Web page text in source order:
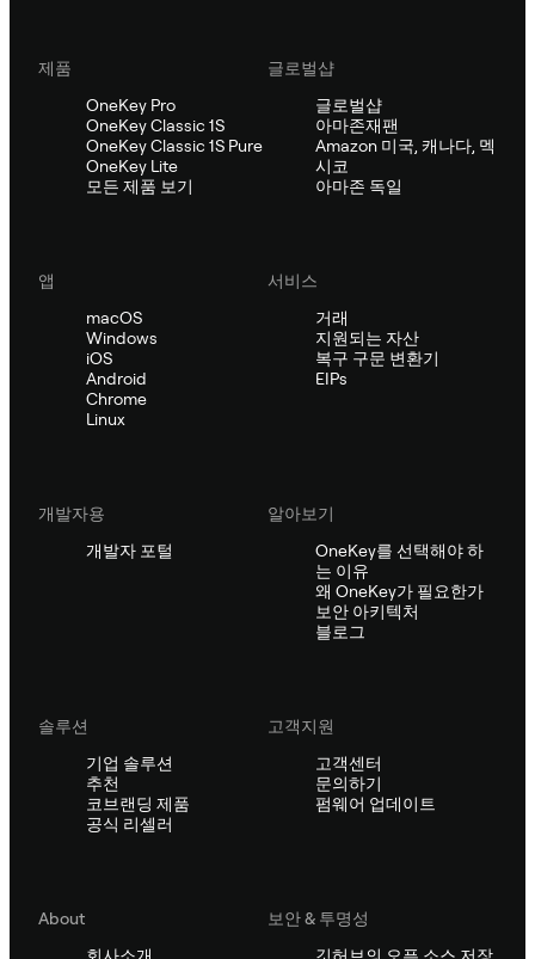
제품
OneKey Pro
OneKey Classic 1S
OneKey Classic 1S Pure
OneKey Lite
모든 제품 보기
글로벌샵
글로벌샵
아마존재팬
Amazon 미국, 캐나다, 멕
시코
아마존 독일
앱
macOS
Windows
iOS
Android
Chrome
Linux
서비스
거래
지원되는 자산
복구 구문 변환기
EIPs
개발자용
개발자 포털
알아보기
OneKey를 선택해야 하
는 이유
왜 OneKey가 필요한가
보안 아키텍처
블로그
솔루션
기업 솔루션
추천
코브랜딩 제품
공식 리셀러
고객지원
고객센터
문의하기
펌웨어 업데이트
About
보안 & 투명성